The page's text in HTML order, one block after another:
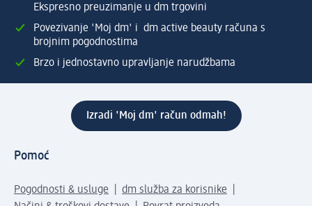
Ekspresno preuzimanje u dm trgovini
Povezivanje 'Moj dm' i dm active beauty računa s
brojnim pogodnostima
Brzo i jednostavno upravljanje narudžbama
Izradi 'Moj dm' račun odmah!
Pomoć
Pogodnosti & usluge
dm služba za korisnike